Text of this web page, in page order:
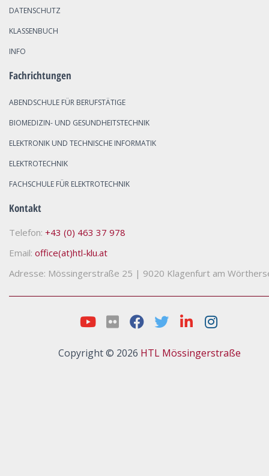
DATENSCHUTZ
KLASSENBUCH
INFO
Fachrichtungen
ABENDSCHULE FÜR BERUFSTÄTIGE
BIOMEDIZIN- UND GESUNDHEITSTECHNIK
ELEKTRONIK UND TECHNISCHE INFORMATIK
ELEKTROTECHNIK
FACHSCHULE FÜR ELEKTROTECHNIK
Kontakt
Telefon: +43 (0) 463 37 978
Email: office(at)htl-klu.at
Adresse: Mössingerstraße 25 | 9020 Klagenfurt am
Copyright © 2026 HTL Mössingerstraße